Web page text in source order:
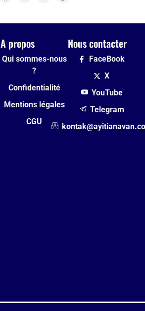
A propos
Qui sommes-nous
?
Confidentialité
Mentions légales
CGU
Nous contacter
FaceBook
X
YouTube
Telegram